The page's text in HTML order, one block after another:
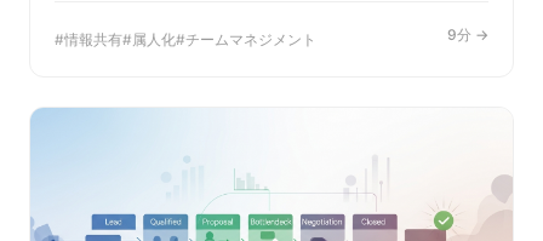
て成果を出すための情報共有の秘訣を、具体的なステップと
情報共有 属人化 チームマネジメント 9分 →